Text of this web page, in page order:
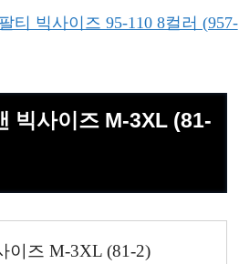
티 빅사이즈 95-110 8컬러 (957-
빅사이즈 M-3XL (81-
이즈 M-3XL (81-2)